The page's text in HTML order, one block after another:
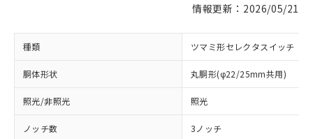
情報更新：2026/05/21
種類 ツマミ形セレクタスイッチ
胴体形状 丸胴形(φ22/25mm共用)
照光/非照光 照光
ノッチ数 3ノッチ